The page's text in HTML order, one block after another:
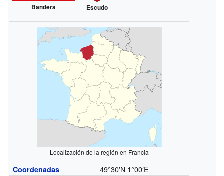
Bandera Escudo
Localización de la región en Francia
Coordenadas 49°30′N 1°00′E